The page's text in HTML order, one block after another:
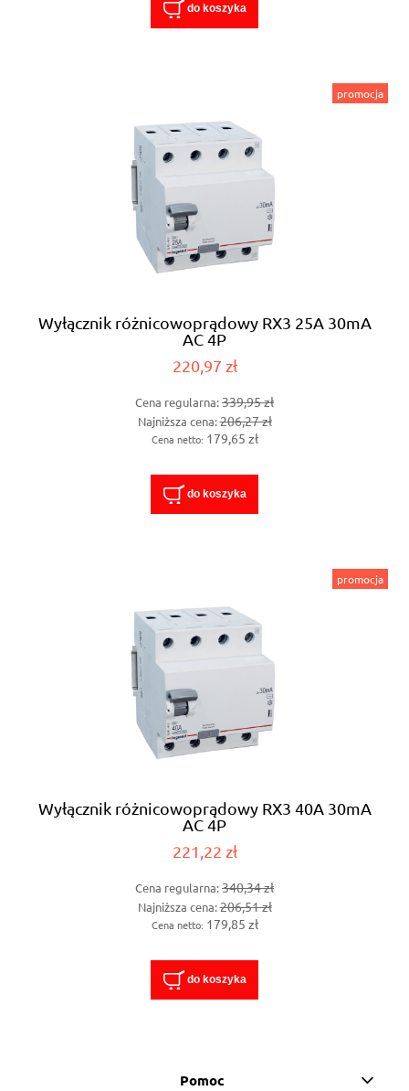
do koszyka
Wyłącznik różnicowoprądowy RX3 25A 30mA
AC 4P
220,97 zł
Cena regularna:339,95 zł
Najniższa cena:206,27 zł
Cena netto: 179,65 zł
do koszyka
promocja
Wyłącznik różnicowoprądowy RX3 40A 30mA
AC 4P
221,22 zł
Cena regularna:340,34 zł
Najniższa cena:206,51 zł
Cena netto: 179,85 zł
do koszyka
promocja
Pomoc